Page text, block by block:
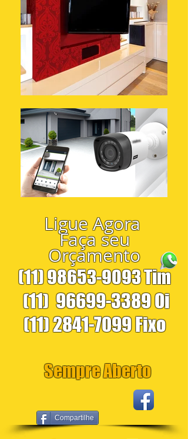
Compartilhe
Ligue Agora
Faça seu
Orçamento
(11) 98653-9093Tim
(11) 96699-3389Oi
(11) 2841-7099Fixo
Sempre Aberto